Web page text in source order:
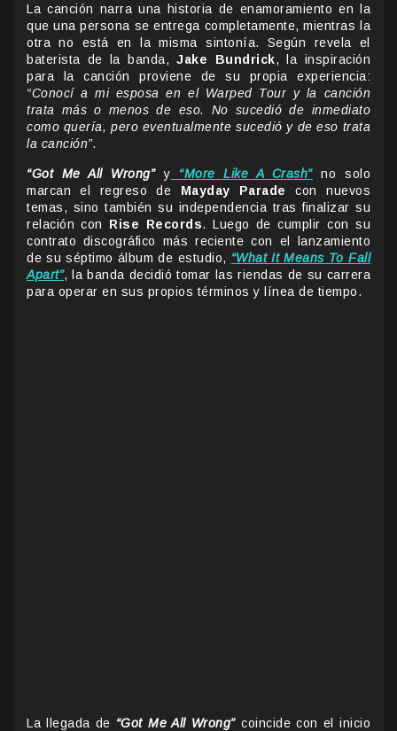
La canción narra una historia de enamoramiento en la
que una persona se entrega completamente, mientras la
otra no está en la misma sintonía. Según revela el
baterista de la banda,Jake Bundrick, la inspiración
para la canción proviene de su propia experiencia:
“Conocí a mi esposa en el Warped Tour y la canción
trata más o menos de eso. No sucedió de inmediato
como quería, pero eventualmente sucedió y de eso trata
la canción”.
“Got Me All Wrong”y “More Like A Crash”no solo
marcan el regreso de Mayday Parade
con nuevos
temas, sino también su independencia tras finalizar su
relación con Rise Records. Luego de cumplir con su
contrato discográfico más reciente con el lanzamiento
de su séptimo álbum de estudio, “What It Means To Fall
Apart”, la banda decidió tomar las riendas de su carrera
para operar en sus propios términos y línea de tiempo.
La llegada de “Got Me All Wrong”coincide con el inicio